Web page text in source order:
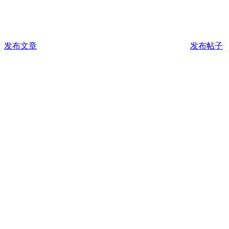
发布文章 发布帖子